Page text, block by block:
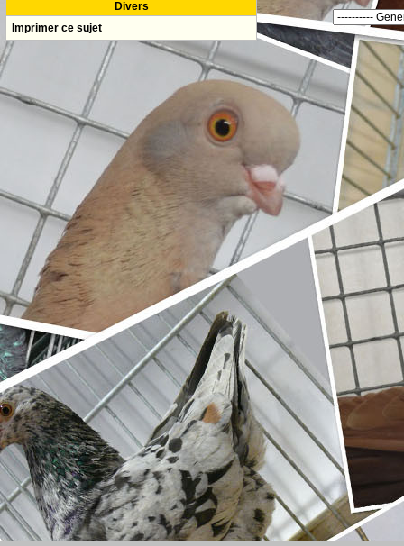
Divers
Imprimer ce sujet